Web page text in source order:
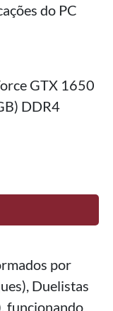
do PC
GTX 1650
DDR4
por
Duelistas
funcionando